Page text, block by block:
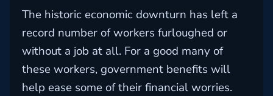
The historic economic downturn has left a
record number of workers furloughed or
without a job at all. For a good many of
these workers, government benefits will
help ease some of their financial worries.